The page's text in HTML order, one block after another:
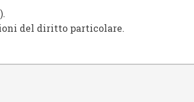
del diritto particolare.